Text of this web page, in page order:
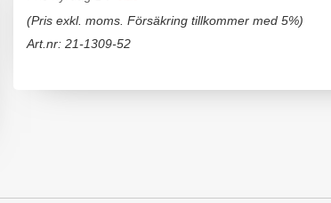
(Pris exkl. moms. Försäkring tillkommer med 5%)
Art.nr: 21-1309-52